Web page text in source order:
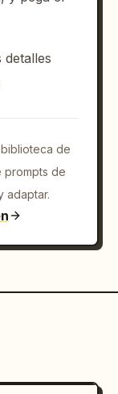
detalles
de
prompts de
adaptar.